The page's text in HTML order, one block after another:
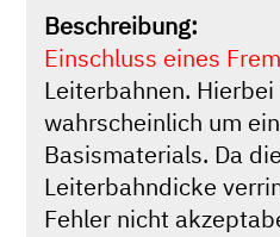
Beschreibung:
Einschluss eines
Leiterbahnen.
wahrscheinlich um
Basismaterials. Da
Leiterbahndicke
Fehler nicht